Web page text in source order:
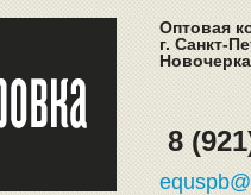
Оптовая
г. Санкт-
8